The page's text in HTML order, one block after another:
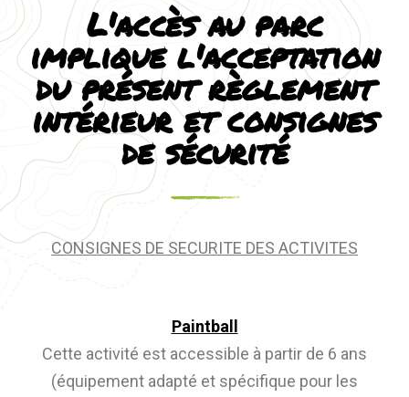
L'accès au parc
implique l'acceptation
du présent règlement
intérieur et consignes
de sécurité
CONSIGNES DE SECURITE DES ACTIVITES
Paintball
Cette activité est accessible à partir de 6 ans
(équipement adapté et spécifique pour les